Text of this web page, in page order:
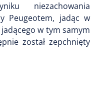
niezachowania
Peugeotem, jadąc w
w tym samym
został zepchnięty